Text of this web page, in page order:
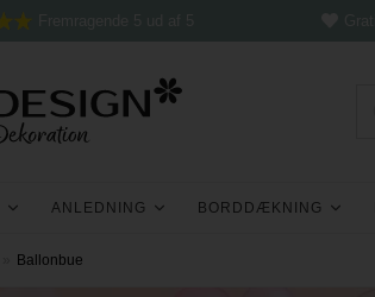
ANLEDNING BORDDÆKNING
Ballonbue